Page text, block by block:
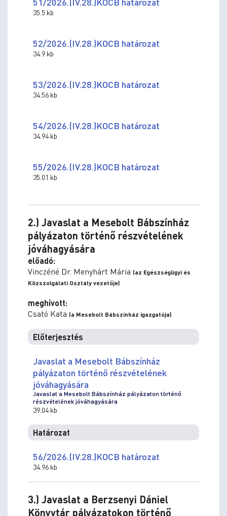
35.5 kb
52/2026.(IV.28.)KOCB határozat
34.9 kb
53/2026.(IV.28.)KOCB határozat
34.56 kb
54/2026.(IV.28.)KOCB határozat
34.94 kb
55/2026.(IV.28.)KOCB határozat
35.01 kb
2.) Javaslat a Mesebolt Bábszínház
pályázaton történő részvételének
jóváhagyására
előadó:
Vinczéné Dr. Menyhárt Mária (az Egészségügyi és
Közszolgálati Osztály vezetője)
meghívott:
Csató Kata (a Mesebolt Bábszínház igazgatója)
Előterjesztés
Javaslat a Mesebolt Bábszínház
pályázaton történő részvételének
jóváhagyására
Javaslat a Mesebolt Bábszínház pályázaton történő
részvételének jóváhagyására
39.04 kb
Határozat
56/2026.(IV.28.)KOCB határozat
34.96 kb
3.) Javaslat a Berzsenyi Dániel
Könyvtár pályázatokon történő